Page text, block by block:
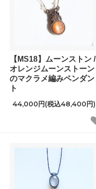
【MS18】ムーンストン /
オレンジムーンストーン
のマクラメ編みペンダン
ト
44,000円(税込48,400円)